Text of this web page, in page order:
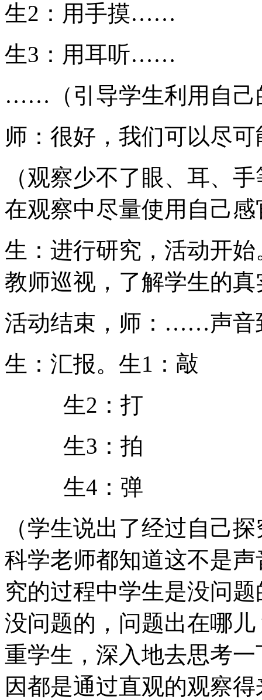
生2：用手摸……
生3：用耳听……
……（引导学生利用自己
师：很好，我们可以尽
（观察少不了眼、耳、
在观察中尽量使用自己
生：进行研究，活动开
教师巡视，了解学生的
活动结束，师：……声音
生：汇报。生1：敲
生2：打
生3：拍
生4：弹
（学生说出了经过自己
科学老师都知道这不是
究的过程中学生是没问
没问题的，问题出在哪
重学生，深入地去思考
因都是通过直观的观察